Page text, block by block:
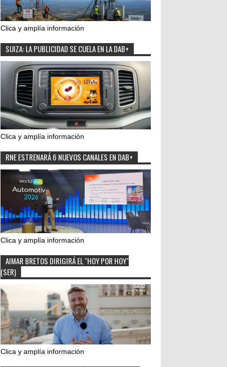
Clica y amplía información
SUIZA: LA PUBLICIDAD SE CUELA EN LA DAB+
Clica y amplía información
RNE ESTRENARÁ 6 NUEVOS CANALES EN DAB+
Clica y amplía información
AIMAR BRETOS DIRIGIRÁ EL "HOY POR HOY"
(SER)
Clica y amplía información